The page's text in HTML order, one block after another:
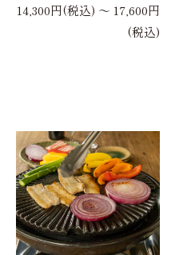
14,300円(税込) 〜 17,600円
(税込)